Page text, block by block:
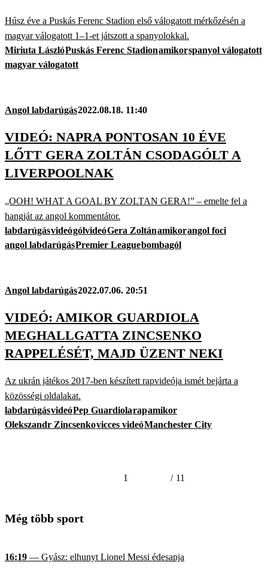
Húsz éve a Puskás Ferenc Stadion első válogatott mérkőzésén a
magyar válogatott 1–1-et játszott a spanyolokkal.
Miriuta LászlóPuskás Ferenc Stadionamikorspanyol válogatott
magyar válogatott
Angol labdarúgás2022.08.18. 11:40
VIDEÓ: NAPRA PONTOSAN 10 ÉVE
LŐTT GERA ZOLTÁN CSODAGÓLT A
LIVERPOOLNAK
„OOH! WHAT A GOAL BY ZOLTAN GERA!” – emelte fel a
hangját az angol kommentátor.
labdarúgásvideógólvideóGera Zoltánamikorangol foci
angol labdarúgásPremier Leaguebombagól
Angol labdarúgás2022.07.06. 20:51
VIDEÓ: AMIKOR GUARDIOLA
MEGHALLGATTA ZINCSENKO
RAPPELÉSÉT, MAJD ÜZENT NEKI
Az ukrán játékos 2017-ben készített rapvideója ismét bejárta a
közösségi oldalakat.
labdarúgásvideóPep Guardiolarapamikor
Olekszandr Zincsenkovicces videóManchester City
1 / 11
Még több sport
16:19 — Gyász: elhunyt Lionel Messi édesapja